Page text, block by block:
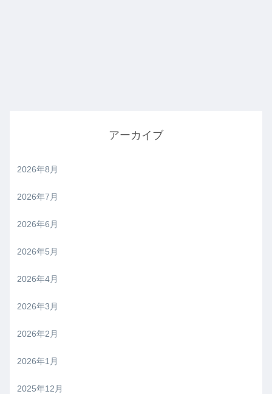
アーカイブ
2026年8月
2026年7月
2026年6月
2026年5月
2026年4月
2026年3月
2026年2月
2026年1月
2025年12月